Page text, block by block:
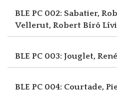
BLE PC 002: Sabatier,
Vellerut, Robert Bíró
BLE PC 003: Jouglet, René
BLE PC 004: Courtade,